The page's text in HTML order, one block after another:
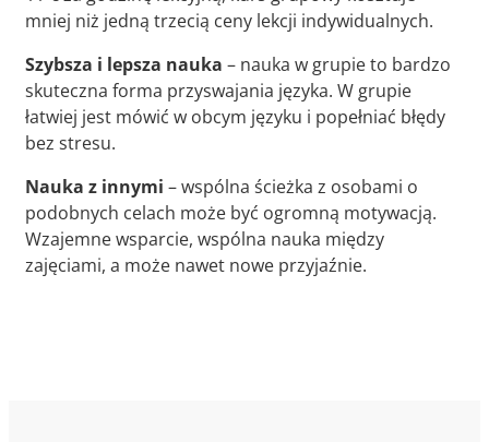
mniej niż jedną trzecią ceny lekcji indywidualnych.
Szybsza i lepsza nauka – nauka w grupie to bardzo
skuteczna forma przyswajania języka. W grupie
łatwiej jest mówić w obcym języku i popełniać błędy
bez stresu.
Nauka z innymi – wspólna ścieżka z osobami o
podobnych celach może być ogromną motywacją.
Wzajemne wsparcie, wspólna nauka między
zajęciami, a może nawet nowe przyjaźnie.